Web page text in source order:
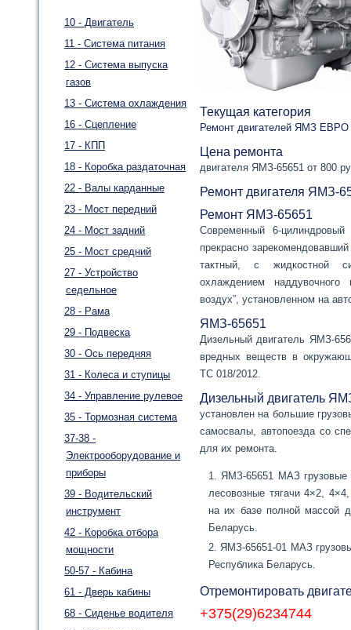
10 - Двигатель
11 - Система питания
12 - Система выпуска
газов
13 - Система охлаждения
16 - Сцепление
17 - КПП
18 - Коробка раздаточная
22 - Валы карданные
23 - Мост передний
24 - Мост задний
25 - Мост средний
27 - Устройство
седельное
28 - Рама
29 - Подвеска
30 - Ось передняя
31 - Колеса и ступицы
34 - Управление рулевое
35 - Тормозная система
37-38 -
Электрооборудование и
приборы
39 - Водительский
инструмент
42 - Коробка отбора
мощности
50-57 - Кабина
61 - Дверь кабины
68 - Сиденье водителя
Текущая категория
Ремонт двигателей ЯМЗ ЕВРО
Цена ремонта
двигателя ЯМЗ-65651 от 800
Ремонт двигателя ЯМЗ-
Ремонт ЯМЗ-65651
Современный 6-
прекрасно
тактный, c жидкостной
охлаждением наддувочного
воздух”, установленном на
ЯМЗ-65651
Дизельный двигатель ЯМЗ-
вредных веществ в
ТС 018/2012.
Дизельный двигатель
установлен на большие
самосвалы, автопоезда со
для их ремонта.
ЯМЗ-65651 МАЗ грузовые
лесовозные тягачи 4×2,
на их базе полной массой
Беларусь.
ЯМЗ-65651-01 МАЗ
Республика Беларусь.
Отремонтировать
+375(29)6234744